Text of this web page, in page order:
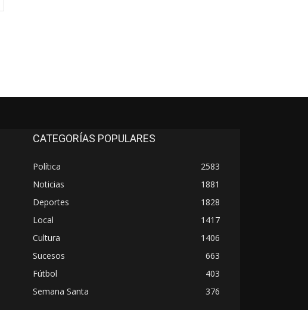
web:
CATEGORÍAS POPULARES
Política
2583
Noticias
1881
Deportes
1828
Local
1417
Cultura
1406
Sucesos
663
Fútbol
403
Semana Santa
376